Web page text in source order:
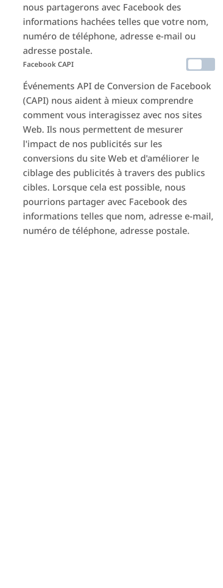
Locations courtes, transitoires
ou longues ? Quel est le
rendement de la location et
que convient-il de faire avec
l’augmentation de l’impôt
forfaitaire à 26 %
25 OCTOBRE 2025
Lisez l’article ->
6
Prix et distinctions
nous partagerons avec Facebook des
informations hachées telles que votre nom,
numéro de téléphone, adresse e-mail ou
adresse postale.
Facebook CAPI
Événements API de Conversion de Facebook
(CAPI) nous aident à mieux comprendre
comment vous interagissez avec nos sites
Web. Ils nous permettent de mesurer
l'impact de nos publicités sur les
conversions du site Web et d'améliorer le
ciblage des publicités à travers des publics
cibles. Lorsque cela est possible, nous
pourrions partager avec Facebook des
informations telles que nom, adresse e-mail,
numéro de téléphone, adresse postale.